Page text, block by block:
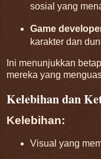
sosial yang
Game
karakter dan
Ini menunjukkan
mereka yang
Kelebihan dan
Kelebihan:
Visual yang